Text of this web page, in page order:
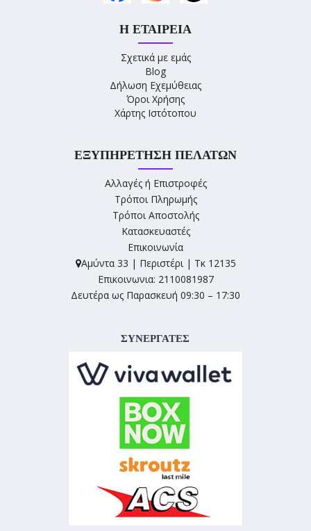
Η ΕΤΑΙΡΕΊΑ
Σχετικά με εμάς
Blog
Δήλωση Εχεμύθειας
Όροι Χρήσης
Χάρτης Ιστότοπου
ΕΞΥΠΗΡΈΤΗΣΗ ΠΕΛΑΤΏΝ
Αλλαγές ή Επιστροφές
Τρόποι Πληρωμής
Τρόποι Αποστολής
Κατασκευαστές
Επικοινωνία
Αμύντα 33 | Περιστέρι | Τκ 12135
Επικοινωνια: 2110081987
Δευτέρα ως Παρασκευή 09:30 – 17:30
ΣΥΝΕΡΓΑΤΕΣ